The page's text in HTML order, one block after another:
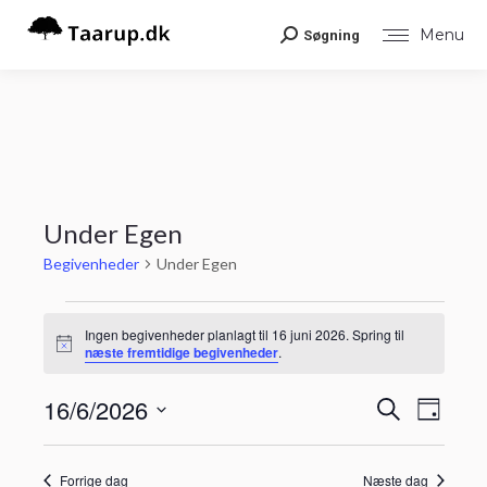
Menu
Search:
Søgning
Under Egen
Begivenheder Under Egen
Begivenheder
for
16
juni
Notice
Ingen begivenheder planlagt til 16 juni 2026. Spring til
næste fremtidige begivenheder.
Søg
efter
begivenheder
Dag
16/6/2026
Vælg
dato.
Forrige dag Næste dag